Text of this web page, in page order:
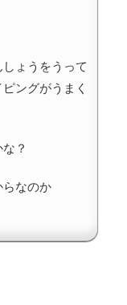
ょうをうって
ングがうまく
？
らなのか